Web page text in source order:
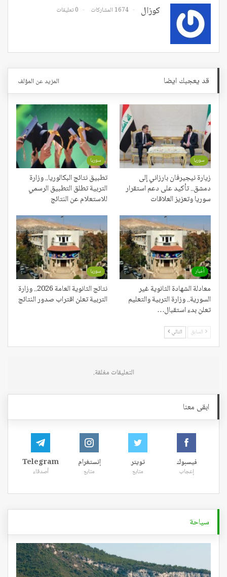
كوزال 1674 المشاركات 0 تعليقات
قد يعجبك ايضا المزيد عن المؤلف
سوريا
زيارة نيجيرفان بارزاني إلى
دمشق.. تأكيد على دعم استقرار
سوريا وتعزيز العلاقات
سوريا
تطبيق نتائج البكالوريا.. وزارة
التربية تطلق التطبيق الرسمي
للاستعلام عن النتائج
أخبار
معادلة الشهادة الثانوية غير
السورية.. وزارة التربية والتعليم
تعلن بدء استقبال…
سوريا
نتائج الثانوية العامة 2026.. وزارة
التربية تعلن اقتراب صدور النتائج
السابق التالي
التعليقات مغلقة.
ابقى معنا
فيسبوك
إعجاب
تويتر
متابع
إنستغرام
متابع
Telegram
أصدقاء
سياحة